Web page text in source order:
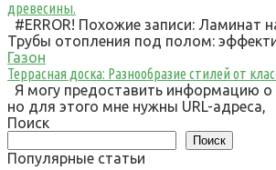
древесины.
#ERROR! Похожие записи: Ламинат
Трубы отопления под полом:
Газон
Террасная доска: Разнообразие стилей от
Я могу предоставить информацию о
но для этого мне нужны URL-адреса,
Поиск
Поиск
Популярные статьи